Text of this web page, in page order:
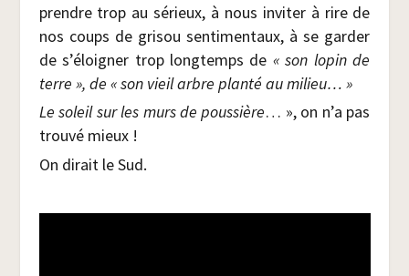
prendre trop au sérieux, à nous invi­ter à rire de
nos coups de gri­sou sen­ti­men­taux, à se gar­der
de s’éloigner trop long­temps de « son lopin de
terre », de « son vieil arbre plan­té au milieu… »
Le soleil sur les murs de pous­sière… », on n’a pas
trou­vé mieux !
On dirait le Sud.